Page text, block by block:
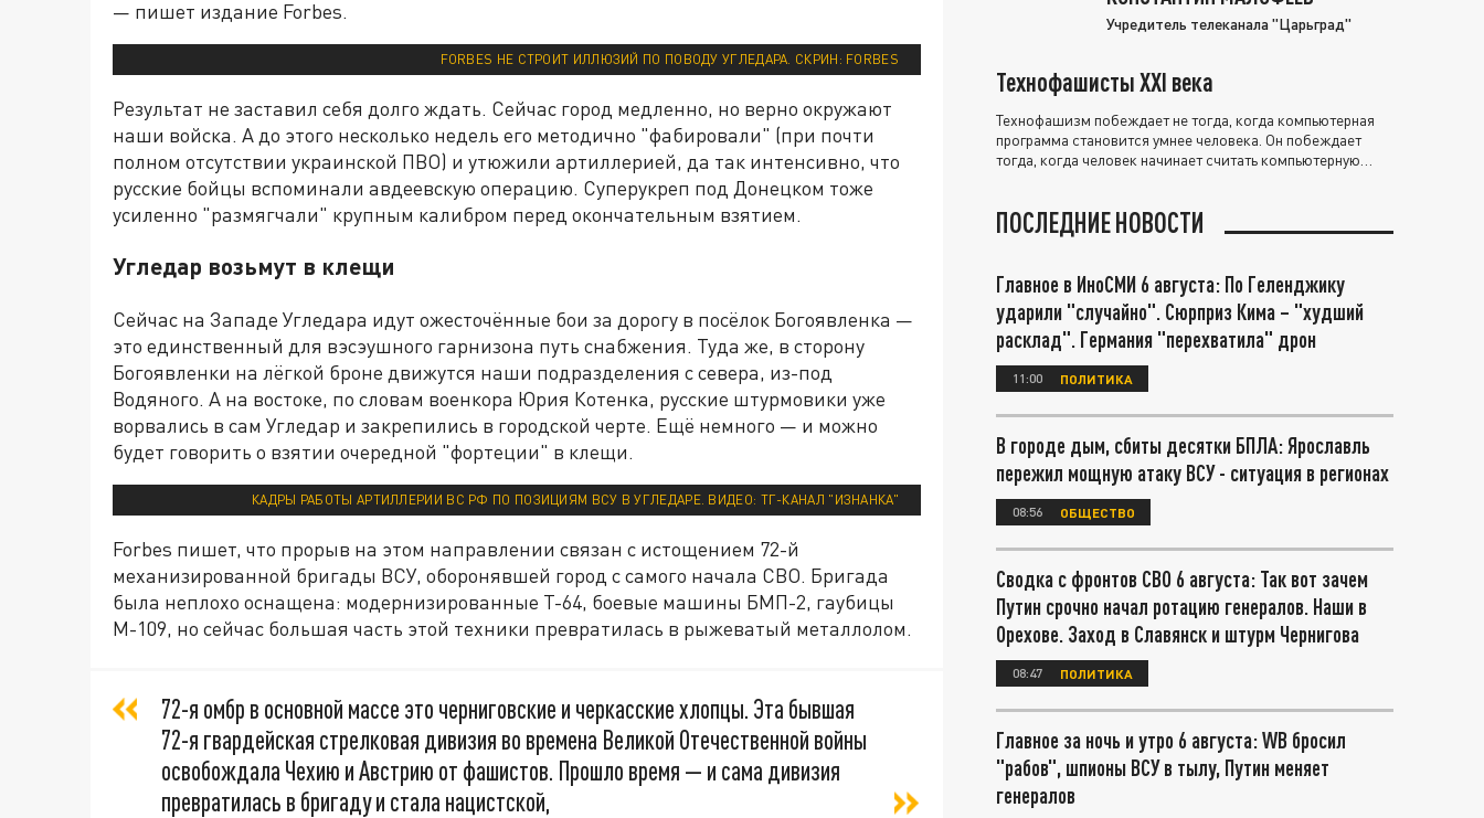
— пишет издание Forbes.
FORBES НЕ СТРОИТ ИЛЛЮЗИЙ ПО ПОВОДУ УГЛЕДАРА. СКРИН: FORBES
Результат не заставил себя долго ждать. Сейчас город медленно, но верно окружают
наши войска. А до этого несколько недель его методично "фабировали" (при почти
полном отсутствии украинской ПВО) и утюжили артиллерией, да так интенсивно, что
русские бойцы вспоминали авдеевскую операцию. Суперукреп под Донецком тоже
усиленно "размягчали" крупным калибром перед окончательным взятием.
Угледар возьмут в клещи
Сейчас на Западе Угледара идут ожесточённые бои за дорогу в посёлок Богоявленка —
это единственный для вэсэушного гарнизона путь снабжения. Туда же, в сторону
Богоявленки на лёгкой броне движутся наши подразделения с севера, из-под
Водяного. А на востоке, по словам военкора Юрия Котенка, русские штурмовики уже
ворвались в сам Угледар и закрепились в городской черте. Ещё немного — и можно
будет говорить о взятии очередной "фортеции" в клещи.
КАДРЫ РАБОТЫ АРТИЛЛЕРИИ ВС РФ ПО ПОЗИЦИЯМ ВСУ В УГЛЕДАРЕ. ВИДЕО: ТГ-КАНАЛ "ИЗНАНКА"
Forbes пишет, что прорыв на этом направлении связан с истощением 72-й
механизированной бригады ВСУ, оборонявшей город с самого начала СВО. Бригада
была неплохо оснащена: модернизированные Т-64, боевые машины БМП-2, гаубицы
М-109, но сейчас большая часть этой техники превратилась в рыжеватый металлолом.
72-я омбр в основной массе это черниговские и черкасские хлопцы. Эта бывшая
72-я гвардейская стрелковая дивизия во времена Великой Отечественной войны
освобождала Чехию и Австрию от фашистов. Прошло время — и сама дивизия
превратилась в бригаду и стала нацистской,
Учредитель телеканала "Царьград"
Технофашисты XXI века
Технофашизм побеждает не тогда, когда компьютерная
программа становится умнее человека. Он побеждает
тогда, когда человек начинает считать компьютерную
ПОСЛЕДНИЕ НОВОСТИ
Главное в ИноСМИ 6 августа: По Геленджику
ударили "случайно". Сюрприз Кима – "худший
расклад". Германия "перехватила" дрон
11:00 ПОЛИТИКА
В городе дым, сбиты десятки БПЛА: Ярославль
пережил мощную атаку ВСУ - ситуация в регионах
08:56 ОБЩЕСТВО
Сводка с фронтов СВО 6 августа: Так вот зачем
Путин срочно начал ротацию генералов. Наши в
Орехове. Заход в Славянск и штурм Чернигова
08:47 ПОЛИТИКА
Главное за ночь и утро 6 августа: WB бросил
"рабов", шпионы ВСУ в тылу, Путин меняет
генералов